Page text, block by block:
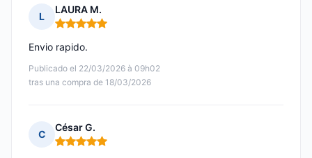
L
LAURA M.
Nota: 5 de 5
Publicado el 22/03/2026 à 09h02
tras una compra de 18/03/2026
Envio rapido.
C
César G.
Nota: 5 de 5